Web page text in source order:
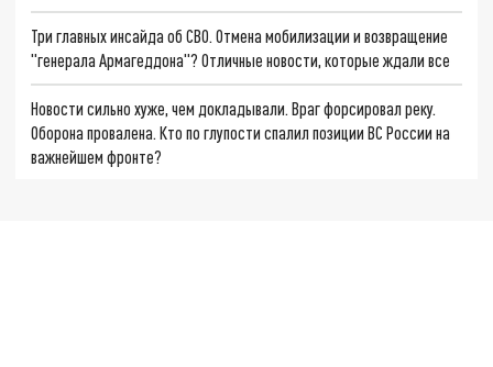
Три главных инсайда об СВО. Отмена мобилизации и возвращение
"генерала Армагеддона"? Отличные новости, которые ждали все
Новости сильно хуже, чем докладывали. Враг форсировал реку.
Оборона провалена. Кто по глупости спалил позиции ВС России на
важнейшем фронте?